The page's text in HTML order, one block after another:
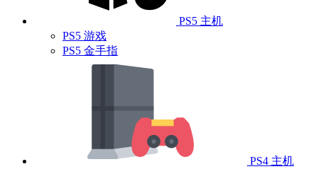
PS5 主机
PS5 游戏
PS5 金手指
PS4 主机